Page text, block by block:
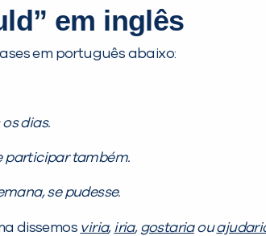
em inglês
em português abaixo:
dias.
participar também.
se pudesse.
dissemos viria, iria, gostariaou